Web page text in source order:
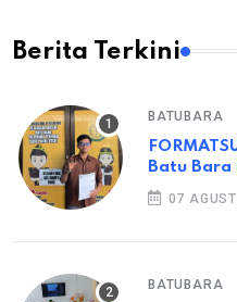
Berita Terkini
BATUBARA
Batu Bara
07
BATUBARA